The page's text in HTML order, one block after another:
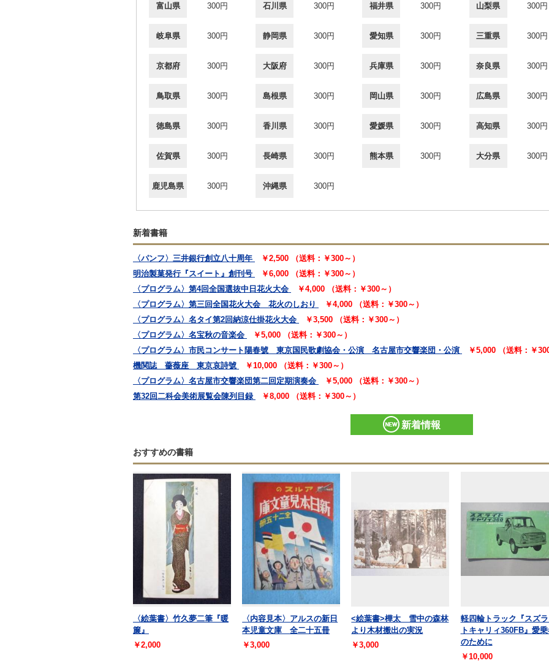
富山県 300円 石川県 300円 福井県 300円 山梨県 300円
岐阜県 300円 静岡県 300円 愛知県 300円 三重県 300円
京都府 300円 大阪府 300円 兵庫県 300円 奈良県 300円
鳥取県 300円 島根県 300円 岡山県 300円 広島県 300円
徳島県 300円 香川県 300円 愛媛県 300円 高知県 300円
佐賀県 300円 長崎県 300円 熊本県 300円 大分県 300円
鹿児島県 300円 沖縄県 300円
新着書籍
〈パンフ〉三井銀行創立八十周年
￥2,500 （送料：￥300～）
明治製菓発行『スイート』創刊号
￥6,000 （送料：￥300～）
〈プログラム〉第4回全国選抜中日花火大会
￥4,000 （送料：￥300～）
〈プログラム〉第三回全国花火大会 花火のしおり
￥4,000 （送料：￥300～）
〈プログラム〉名タイ第2回納涼仕掛花火大会
￥3,500 （送料：￥300～）
〈プログラム〉名宝秋の音楽会
￥5,000 （送料：￥300～）
〈プログラム〉市民コンサート陽春號 東京国民歌劇協会・公演 名古屋市交響楽団・公演
￥5,000 （送料：￥300
機関誌 薔薇座 東京哀詩號
￥10,000 （送料：￥300～）
〈プログラム〉名古屋市交響楽団第二回定期演奏会
￥5,000 （送料：￥300～）
第32回二科会美術展覧会陳列目録
￥8,000 （送料：￥300～）
新着情報
おすすめの書籍
〈絵葉書〉竹久夢二筆『暖
簾』
￥2,000
〈内容見本〉アルスの新日
本児童文庫 全二十五冊
￥3,000
<絵葉書>樺太 雪中の森林
より木材搬出の実況
￥3,000
軽四輪トラック『スズ
トキャリィ360FB』愛
のために
￥10,000